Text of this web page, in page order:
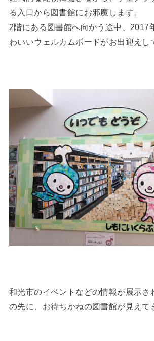
る入口から図書館にお邪魔します。
2階にある図書館へ向かう途中、2017
わいいウェルカムボードがお出迎えし
和光市のイベントなどの情報が展示さ
の先に、お待ちかねの図書館が見えて